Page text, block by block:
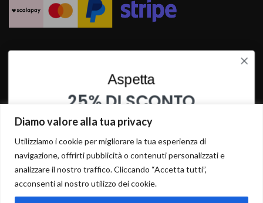
Diamo valore alla tua privacy
Utilizziamo i cookie per migliorare la tua esperienza di
navigazione, offrirti pubblicità o contenuti personalizzati e
analizzare il nostro traffico. Cliccando “Accetta tutti”,
acconsenti al nostro utilizzo dei cookie.
Aspetta
25% DI SCONTO
SU QUESTO PRODOTTO
INSERISCI I TUOI DATI PER OTTENERE LO SCONTO